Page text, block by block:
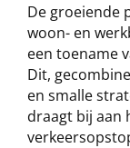
De groeiende
woon- en
een toename
Dit,
en smalle
draagt bij aan